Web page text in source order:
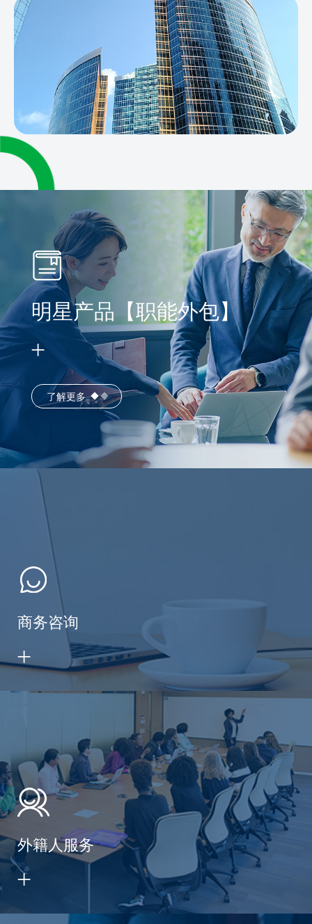
明星产品【职能外包】
了解更多
商务咨询
外籍人服务